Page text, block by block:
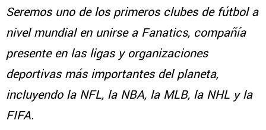
Seremos uno de los primeros clubes de fútbol a
nivel mundial en unirse a Fanatics, compañía
presente en las ligas y organizaciones
deportivas más importantes del planeta,
incluyendo la NFL, la NBA, la MLB, la NHL y la
FIFA.